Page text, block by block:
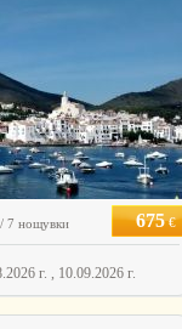
7 нощувки 675€
г. , 10.09.2026 г.